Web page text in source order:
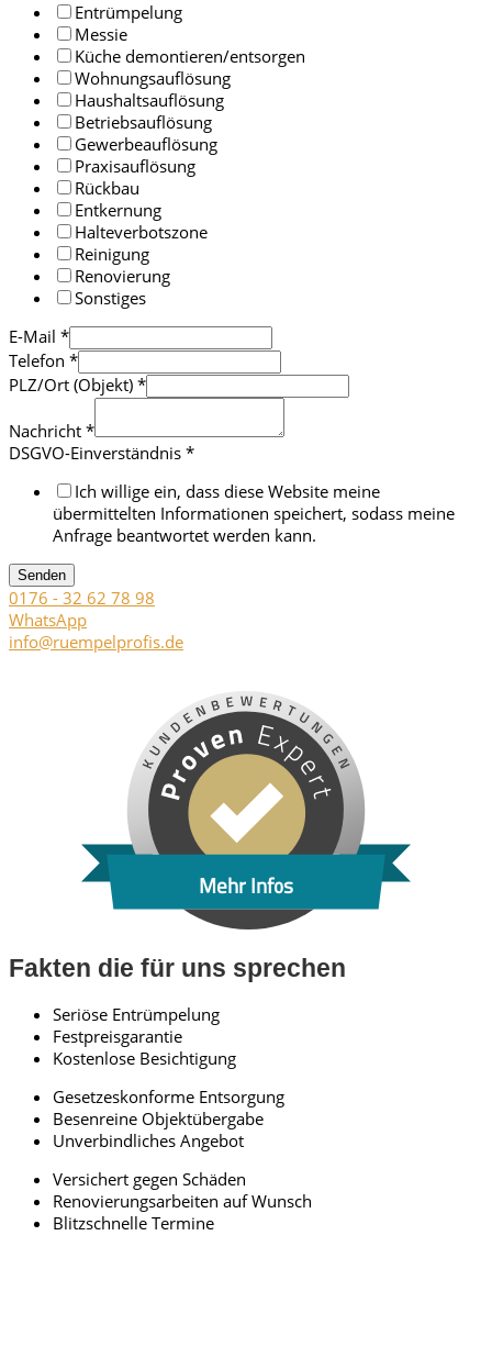
Entrümpelung
Messie
Küche demontieren/entsorgen
Wohnungsauflösung
Haushaltsauflösung
Betriebsauflösung
Gewerbeauflösung
Praxisauflösung
Rückbau
Entkernung
Halteverbotszone
Reinigung
Renovierung
Sonstiges
E-Mail *
Telefon *
PLZ/Ort (Objekt) *
Nachricht *
DSGVO-Einverständnis *
Ich willige ein, dass diese Website meine
übermittelten Informationen speichert, sodass meine
Anfrage beantwortet werden kann.
Senden
0176 - 32 62 78 98
WhatsApp
info@ruempelprofis.de
Mehr Infos
Fakten die für uns sprechen
Seriöse Entrümpelung
Festpreisgarantie
Kostenlose Besichtigung
Gesetzeskonforme Entsorgung
Besenreine Objektübergabe
Unverbindliches Angebot
Versichert gegen Schäden
Renovierungsarbeiten auf Wunsch
Blitzschnelle Termine